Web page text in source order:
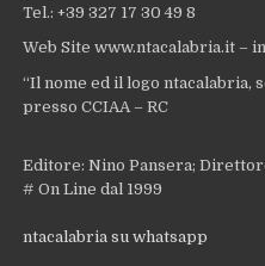
Tel.: +39 327 17 30 49 8
Web Site www.ntacalabria.it –
“Il nome ed il logo ntacalabria,
presso CCIAA – RC
Editore: Nino Pansera;
# On Line dal 1999
ntacalabria su whatsapp